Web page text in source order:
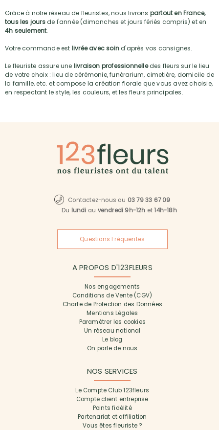
Grâce à notre réseau de fleuristes, nous livrons partout en France,
tous les joursde l'année (dimanches et jours fériés compris) et en
4h seulement.
Votre commande est livrée avec soind'après vos consignes.
Le fleuriste assure une livraison professionnelledes fleurs sur le lieu
de votre choix : lieu de cérémonie, funérarium, cimetière, domicile de
la famille, etc. et compose la création florale que vous avez choisie,
en respectant le style, les couleurs, et les fleurs principales.
Contactez-nous au 03 79 33 67 09
Du lundi au vendredi 9h-12h et14h-18h
Questions Fréquentes
A PROPOS D'123FLEURS
Nos engagements
Conditions de Vente (CGV)
Charte de Protection des Données
Mentions Légales
Paramétrer les cookies
Un réseau national
Le blog
On parle de nous
NOS SERVICES
Le Compte Club 123fleurs
Compte client entreprise
Points fidélité
Partenariat et affiliation
Vous êtes fleuriste ?